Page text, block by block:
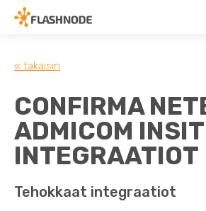
« takaisin
CONFIRMA
ADMICOM
INTEGRAATIOT
Tehokkaat integraatiot